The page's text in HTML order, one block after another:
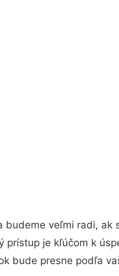
veľmi radi, ak
prístup je kľúčom k
bude presne podľa